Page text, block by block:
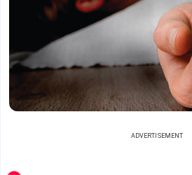
ADVERTISEMENT